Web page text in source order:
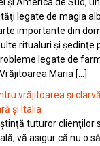
legate de magia
importante din
ritualuri şi şedinţe
legate de
Maria […]
vrăjitoarea și
și Italia
tuturor clienţilor
vă asigur că nu o